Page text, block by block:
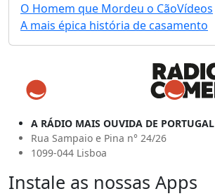
O Homem que Mordeu o CãoVídeos
A mais épica história de casamento
A RÁDIO MAIS OUVIDA DE PORTUGAL
Rua Sampaio e Pina n° 24/26
1099-044 Lisboa
Instale as nossas Apps